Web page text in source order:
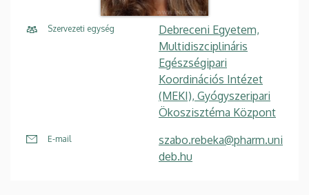
Szervezeti egység
Debreceni Egyetem,
Multidiszciplináris
Egészségipari
Koordinációs Intézet
(MEKI), Gyógyszeripari
Ökoszisztéma Központ
E-mail
szabo.rebeka@pharm.uni
deb.hu